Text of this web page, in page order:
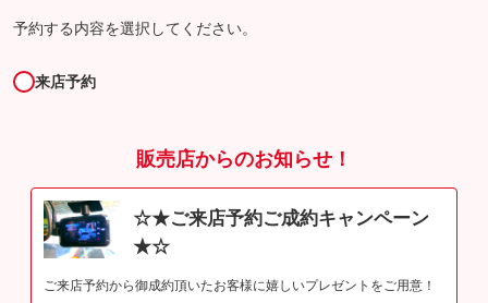
予約する内容を選択してください。
来店予約
販売店からのお知らせ！
☆★ご来店予約ご成約キャンペーン
★☆
ご来店予約から御成約頂いたお客様に嬉しいプレゼントをご用意！